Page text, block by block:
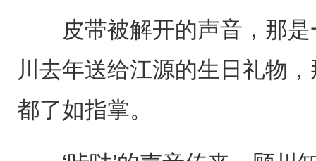
皮带被解开的声音，那是
川去年送给江源的生日礼物
都了如指掌。